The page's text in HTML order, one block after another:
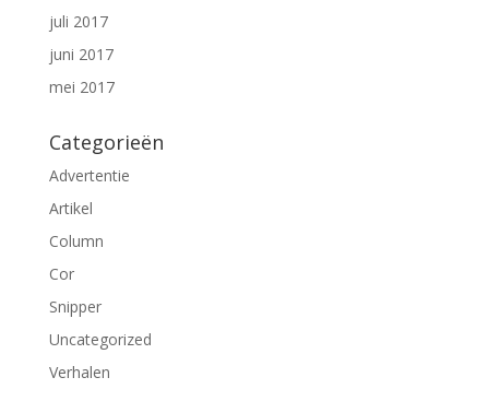
juli 2017
juni 2017
mei 2017
Categorieën
Advertentie
Artikel
Column
Cor
Snipper
Uncategorized
Verhalen